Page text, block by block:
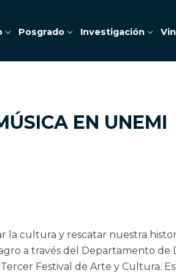
Posgrado Investigación
EN UNEMI
la cultura y rescatar nuestra
a través del Departamento de
Festival de Arte y Cultura.